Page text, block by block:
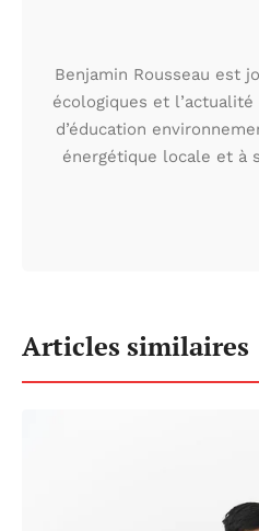
Benjamin Rousseau est
écologiques et
d’éducation
énergétique locale et à
Articles similaires